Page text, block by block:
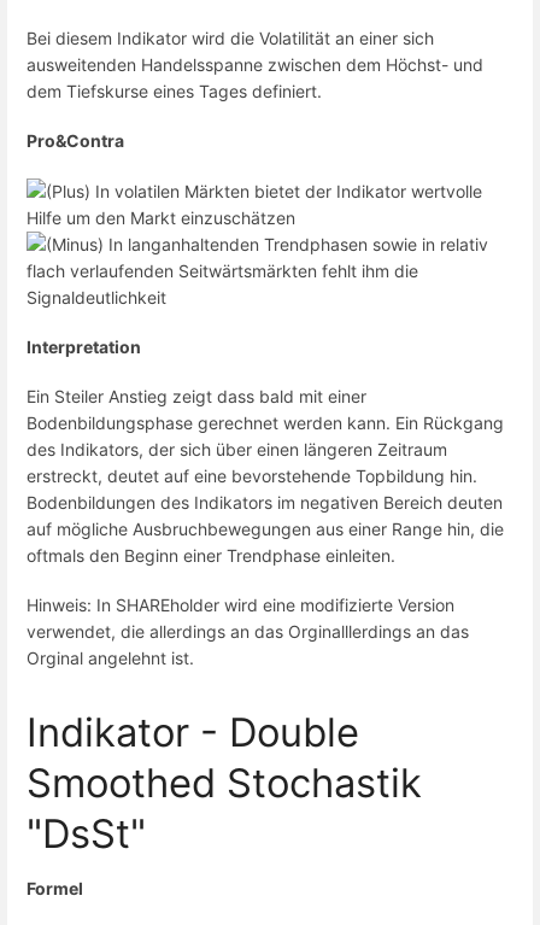
Bei diesem Indikator wird die Volatilität an einer sich
ausweitenden Handelsspanne zwischen dem Höchst- und
dem Tiefskurse eines Tages definiert.
Pro&Contra
In volatilen Märkten bietet der Indikator wertvolle
Hilfe um den Markt einzuschätzen
In langanhaltenden Trendphasen sowie in relativ
flach verlaufenden Seitwärtsmärkten fehlt ihm die
Signaldeutlichkeit
Interpretation
Ein Steiler Anstieg zeigt dass bald mit einer
Bodenbildungsphase gerechnet werden kann. Ein Rückgang
des Indikators, der sich über einen längeren Zeitraum
erstreckt, deutet auf eine bevorstehende Topbildung hin.
Bodenbildungen des Indikators im negativen Bereich deuten
auf mögliche Ausbruchbewegungen aus einer Range hin, die
oftmals den Beginn einer Trendphase einleiten.
Hinweis: In SHAREholder wird eine modifizierte Version
verwendet, die allerdings an das Orginalllerdings an das
Orginal angelehnt ist.
Indikator - Double
Smoothed Stochastik
"DsSt"
Formel